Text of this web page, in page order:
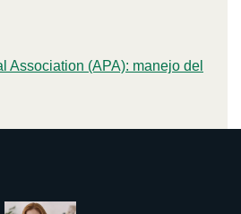
Association (APA): manejo del